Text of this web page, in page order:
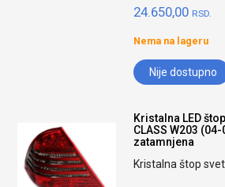
24.650,00 RSD.
Nema na lageru
Nije dostupno
Kristalna LED
CLASS W203
zatamnjena
Kristalna štop